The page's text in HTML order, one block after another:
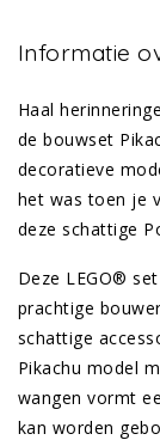
Informatie
Haal
de bouwset
decoratieve
het was toen je
deze schattige
Deze LEGO®
prachtige
schattige
Pikachu model
wangen vormt
kan worden